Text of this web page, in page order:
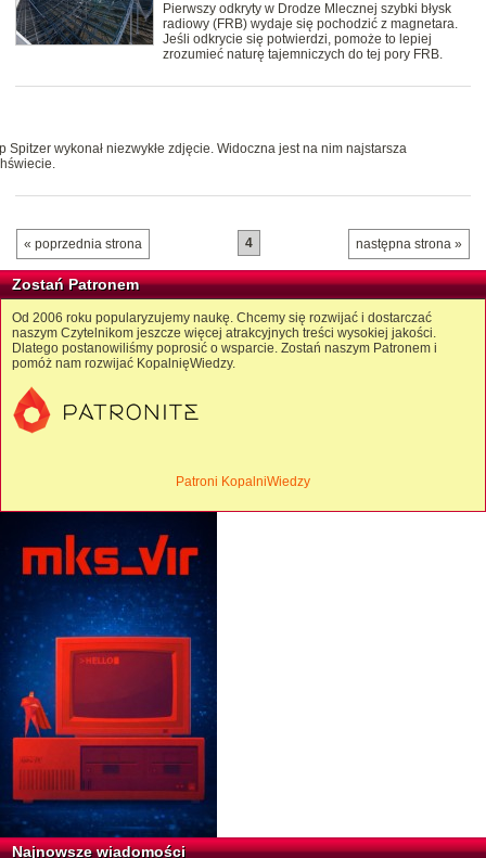
Pierwszy odkryty w Drodze Mlecznej szybki błysk
radiowy (FRB) wydaje się pochodzić z magnetara.
Jeśli odkrycie się potwierdzi, pomoże to lepiej
zrozumieć naturę tajemniczych do tej pory FRB.
wykonał niezwykłe zdjęcie. Widoczna jest na nim najstarsza
« poprzednia strona następna strona »
4
Zostań Patronem
Od 2006 roku popularyzujemy naukę. Chcemy się rozwijać i dostarczać
naszym Czytelnikom jeszcze więcej atrakcyjnych treści wysokiej jakości.
Dlatego postanowiliśmy poprosić o wsparcie. Zostań naszym Patronem i
pomóż nam rozwijać KopalnięWiedzy.
Patroni KopalniWiedzy
Najnowsze wiadomości